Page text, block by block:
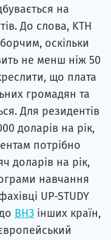
на
До слова, KTH
оскільки
не менш ніж 50
що плата
громадян та
Для резидентів
доларів на рік,
потрібно
доларів на рік,
навчання
UP-STUDY
ВНЗ інших країн,